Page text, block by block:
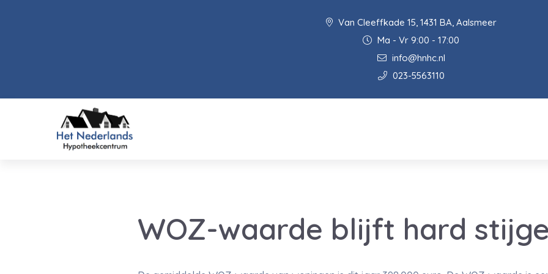
Van Cleeffkade 15, 1431 BA, Aalsmeer
Ma - Vr 9:00 - 17:00
info@hnhc.nl
023-5563110
WOZ-waarde blijft hard